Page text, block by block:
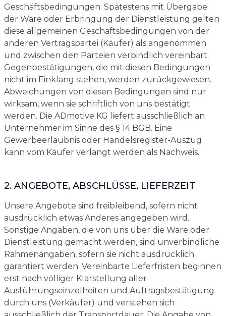
Geschäftsbedingungen. Spätestens mit Übergabe
der Ware oder Erbringung der Dienstleistung gelten
diese allgemeinen Geschäftsbedingungen von der
anderen Vertragspartei (Käufer) als angenommen
und zwischen den Parteien verbindlich vereinbart.
Gegenbestätigungen, die mit diesen Bedingungen
nicht im Einklang stehen, werden zurückgewiesen.
Abweichungen von diesen Bedingungen sind nur
wirksam, wenn sie schriftlich von uns bestätigt
werden. Die ADmotive KG liefert ausschließlich an
Unternehmer im Sinne des § 14 BGB. Eine
Gewerbeerlaubnis oder Handelsregister-Auszug
kann vom Käufer verlangt werden als Nachweis.
2. ANGEBOTE, ABSCHLÜSSE, LIEFERZEIT
Unsere Angebote sind freibleibend, sofern nicht
ausdrücklich etwas Anderes angegeben wird.
Sonstige Angaben, die von uns über die Ware oder
Dienstleistung gemacht werden, sind unverbindliche
Rahmenangaben, sofern sie nicht ausdrücklich
garantiert werden. Vereinbarte Lieferfristen beginnen
erst nach völliger Klarstellung aller
Ausführungseinzelheiten und Auftragsbestätigung
durch uns (Verkäufer) und verstehen sich